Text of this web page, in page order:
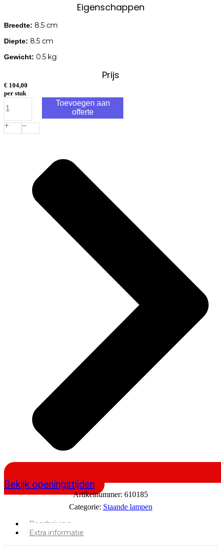
Eigenschappen
Breedte: 8.5 cm
Diepte: 8.5 cm
Gewicht: 0.5 kg
Prijs
€ 104,00
per stuk
Lite
Sway
Light
Head
Toevoegen aan
offerte
Bekijk openingstijden
Artikelnummer: 610185
Categorie: Staande lampen
Beschrijving
Extra informatie